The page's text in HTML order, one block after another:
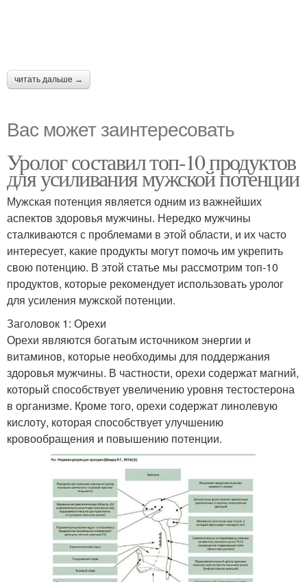
читать дальше →
Вас может заинтересовать
Уролог составил топ-10 продуктов
для усиливания мужской потенции
Мужская потенция является одним из важнейших
аспектов здоровья мужчины. Нередко мужчины
сталкиваются с проблемами в этой области, и их часто
интересует, какие продукты могут помочь им укрепить
свою потенцию. В этой статье мы рассмотрим топ-10
продуктов, которые рекомендует использовать уролог
для усиления мужской потенции.
Заголовок 1: Орехи
Орехи являются богатым источником энергии и
витаминов, которые необходимы для поддержания
здоровья мужчины. В частности, орехи содержат магний,
который способствует увеличению уровня тестостерона
в организме. Кроме того, орехи содержат линолевую
кислоту, которая способствует улучшению
кровообращения и повышению потенции.